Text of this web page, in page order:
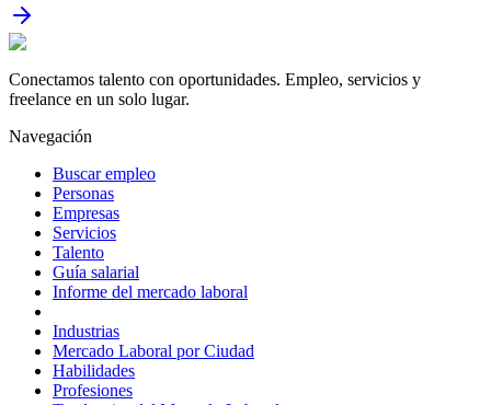
Conectamos talento con oportunidades. Empleo, servicios y
freelance en un solo lugar.
Navegación
Buscar empleo
Personas
Empresas
Servicios
Talento
Guía salarial
Informe del mercado laboral
Industrias
Mercado Laboral por Ciudad
Habilidades
Profesiones